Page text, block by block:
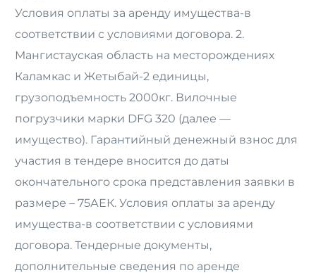
Условия оплаты за аренду имущества-в
соответствии с условиями договора. 2.
Мангистауская область на месторождениях
Каламкас и Жетыбай-2 единицы,
грузоподъемность 2000кг. Вилочные
погрузчики марки DFG 320 (далее —
имущество). Гарантийный денежный взнос для
участия в тендере вносится до даты
окончательного срока представления заявки в
размере – 75АЕК. Условия оплаты за аренду
имущества-в соответствии с условиями
договора. Тендерные документы,
дополнительные сведения по аренде